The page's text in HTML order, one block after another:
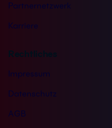
Partnernetzwerk
Karriere
Rechtliches
Impressum
Datenschutz
AGB